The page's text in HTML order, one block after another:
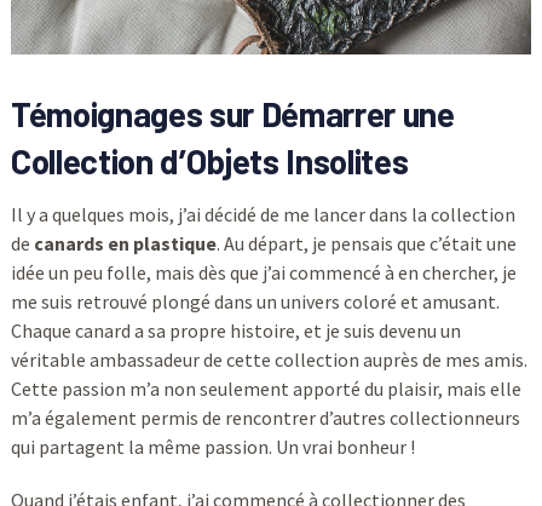
Témoignages sur Démarrer une
Collection d’Objets Insolites
Il y a quelques mois, j’ai décidé de me lancer dans la collection
de canards en plastique. Au départ, je pensais que c’était une
idée un peu folle, mais dès que j’ai commencé à en chercher, je
me suis retrouvé plongé dans un univers coloré et amusant.
Chaque canard a sa propre histoire, et je suis devenu un
véritable ambassadeur de cette collection auprès de mes amis.
Cette passion m’a non seulement apporté du plaisir, mais elle
m’a également permis de rencontrer d’autres collectionneurs
qui partagent la même passion. Un vrai bonheur !
Quand j’étais enfant, j’ai commencé à collectionner des